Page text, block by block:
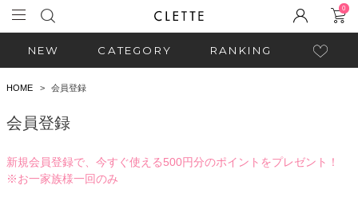
0
NEW CATEGORY RANKING
HOME 会員登録
会員登録
新規会員登録で、今すぐ使える500円分のポイントをプレゼント！
※お一家族様一回のみ